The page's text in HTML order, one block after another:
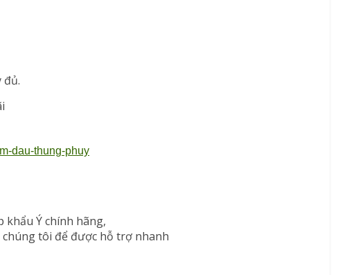
đủ.
dau-thung-phuy
khẩu Ý chính hãng,
tôi để được hỗ trợ nhanh